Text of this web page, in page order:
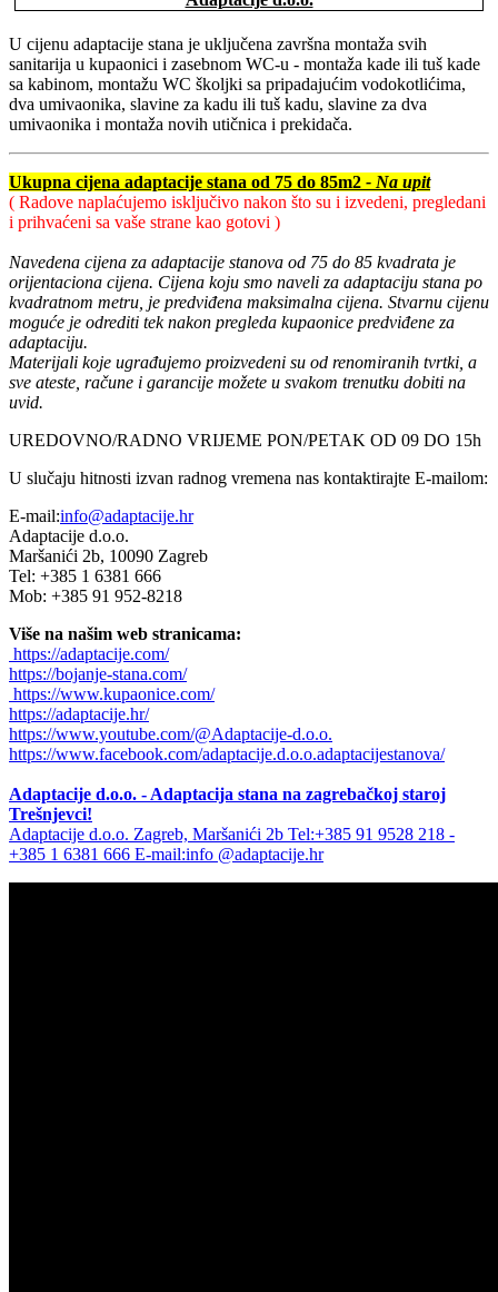
U cijenu adaptacije stana je uključena završna montaža svih
sanitarija u kupaonici i zasebnom WC-u - montaža kade ili tuš kade
sa kabinom, montažu WC školjki sa pripadajućim vodokotlićima,
dva umivaonika, slavine za kadu ili tuš kadu, slavine za dva
umivaonika i montaža novih utičnica i prekidača.
Ukupna cijena adaptacije stana od 75 do 85m2 - Na upit
( Radove naplaćujemo isključivo nakon što su i izvedeni, pregledani
i prihvaćeni sa vaše strane kao gotovi )
Navedena cijena za adaptacije stanova od 75 do 85 kvadrata je
orijentaciona cijena. Cijena koju smo naveli za adaptaciju stana po
kvadratnom metru, je predviđena maksimalna cijena. Stvarnu cijenu
moguće je odrediti tek nakon pregleda kupaonice predviđene za
adaptaciju.
Materijali koje ugrađujemo proizvedeni su od renomiranih tvrtki, a
sve ateste, račune i garancije možete u svakom trenutku dobiti na
uvid.
UREDOVNO/RADNO VRIJEME PON/PETAK OD 09 DO 15h
U slučaju hitnosti izvan radnog vremena nas kontaktirajte E-mailom:
E-mail:info@adaptacije.hr
Adaptacije d.o.o.
Maršanići 2b, 10090 Zagreb
Tel: +385 1 6381 666
Mob: +385 91 952-8218
Više na našim web stranicama:
https://adaptacije.com/
https://bojanje-stana.com/
https://www.kupaonice.com/
https://adaptacije.hr/
https://www.youtube.com/@Adaptacije-d.o.o.
https://www.facebook.com/adaptacije.d.o.o.adaptacijestanova/
Adaptacije d.o.o. - Adaptacija stana na zagrebačkoj staroj
Trešnjevci!
Adaptacije d.o.o. Zagreb, Maršanići 2b Tel:+385 91 9528 218 -
+385 1 6381 666 E-mail:info @adaptacije.hr